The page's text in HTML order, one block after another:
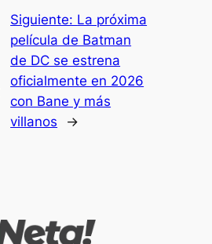
Siguiente: La próxima
película de Batman
de DC se estrena
oficialmente en 2026
con Bane y más
villanos
→